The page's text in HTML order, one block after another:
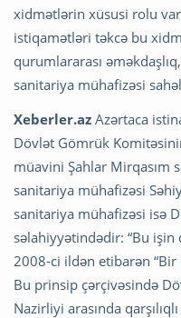
xidmətlərin xüsusi rolu
istiqamətləri təkcə bu
qurumlararası
sanitariya mühafizəsi
Xeberler.az Azərtaca
Dövlət Gömrük
müavini Şahlar Mirqasım
sanitariya mühafizəsi
sanitariya mühafizəsi isə
səlahiyyətindədir: “Bu
2008-ci ildən etibarən
Bu prinsip çərçivəsində
Nazirliyi arasında